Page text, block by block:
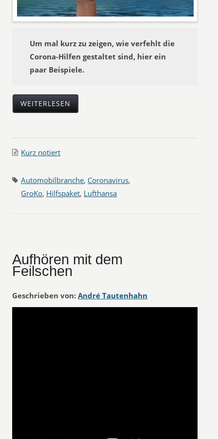
Um mal kurz zu zeigen, wie verfehlt die
Corona-Hilfen gestaltet sind, hier ein
paar Beispiele.
WEITERLESEN
Kurz notiert
Automobilbranche, Coronavirus,
GroKo, Hilfspaket, Lufthansa
Aufhören mit dem
Feilschen
Geschrieben von: André Tautenhahn